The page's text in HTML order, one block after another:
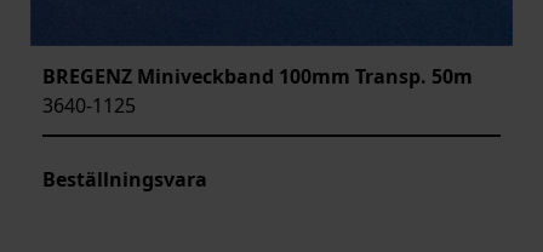
BREGENZ Miniveckband 100mm Transp. 50m
3640-1125
Beställningsvara